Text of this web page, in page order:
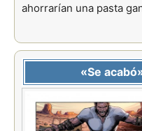
ahorrarían una pasta
«Se